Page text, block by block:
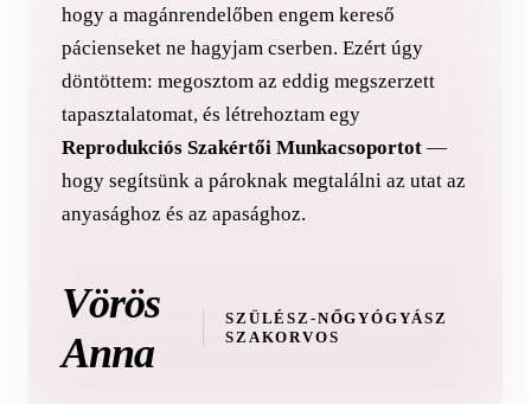
hogy a magánrendelőben engem kereső
pácienseket ne hagyjam cserben. Ezért úgy
döntöttem: megosztom az eddig megszerzett
tapasztalatomat, és létrehoztam egy
Reprodukciós Szakértői Munkacsoportot —
hogy segítsünk a pároknak megtalálni az utat az
anyasághoz és az apasághoz.
Vörös
Anna
SZÜLÉSZ-NŐGYÓGYÁSZ
SZAKORVOS